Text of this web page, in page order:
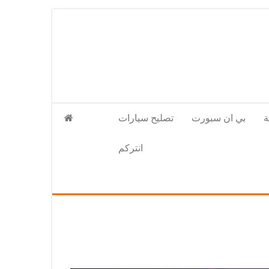
تصليح سيارات بي ان سبورت
انتركم